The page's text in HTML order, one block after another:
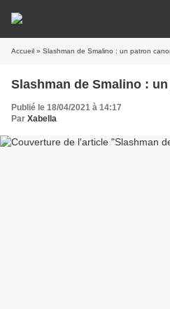
Accueil » Slashman de Smalino : un patron
Slashman de Smalino :
Publié le 18/04/2021 à 14:17
Par Xabella